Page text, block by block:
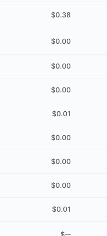
$0.38
$0.00
$0.00
$0.00
$0.01
$0.00
$0.00
$0.00
$0.01
$--